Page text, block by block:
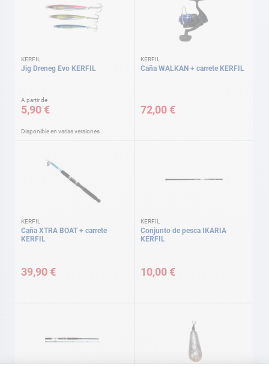
KERFIL
Jig Dreneg Evo KERFIL
A partir de
5,90 €
Disponible en varias versiones
KERFIL
Caña WALKAN + carrete KERFIL
72,00 €
KERFIL
Caña XTRA BOAT + carrete
KERFIL
39,90 €
KERFIL
Conjunto de pesca IKARIA
KERFIL
10,00 €